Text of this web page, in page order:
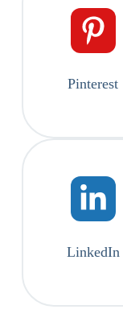
Pinterest
LinkedIn